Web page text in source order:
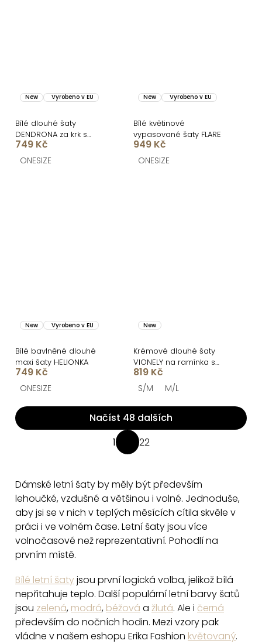
New Vyrobeno v EU
Bílé dlouhé šaty
DENDRONA za krk s
výstřihem
749 Kč
ONESIZE
New Vyrobeno v EU
Bílé květinové
vypasované šaty FLARE
949 Kč
ONESIZE
New Vyrobeno v EU
Bílé bavlněné dlouhé
maxi šaty HELIONKA
749 Kč
ONESIZE
New
Krémové dlouhé šaty
VIONELY na ramínka s
černými puntíky
819 Kč
S/M M/L
O
v
á
d
a
c
í
r
v
k
y
v
Načíst 48 dalších
S
á
n
k
o
v
í
1 22
Dámské letní šaty by měly být především
lehoučké, vzdušné a většinou i volné. Jednoduše,
aby jsi se v nich v teplých měsících cítila skvěle v
práci i ve volném čase. Letní šaty jsou více
volnočasové než reprezentativní. Pohodlí na
prvním místě.
Bílé letní šatyjsou první logická volba, jelikož bílá
nepřitahuje teplo. Další populární letní barvy šatů
jsou zelená, modrá, béžová a žlutá. Ale i černá
především do nočních hodin. Mezi vzory pak
vládne v našem eshopu Erika Fashion květovaný.